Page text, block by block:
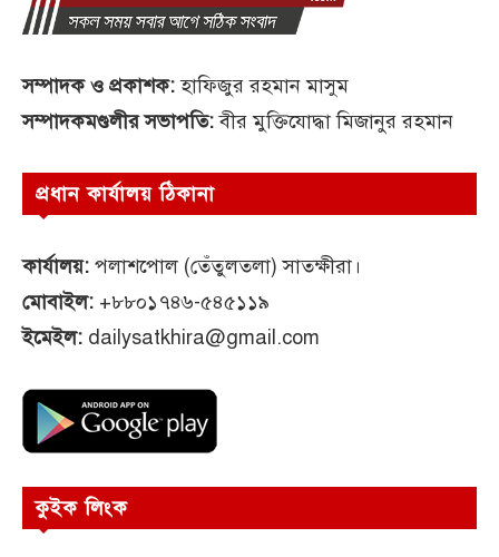
সম্পাদক ও প্রকাশক:হাফিজুর রহমান মাসুম
সম্পাদকমণ্ডলীর সভাপতি:বীর মুক্তিযোদ্ধা মিজানুর রহমান
প্রধান কার্যালয় ঠিকানা
কার্যালয়: পলাশপোল (তেঁতুলতলা) সাতক্ষীরা।
মোবাইল: +৮৮০১৭৪৬-৫৪৫১১৯
ইমেইল: dailysatkhira@gmail.com
কুইক লিংক